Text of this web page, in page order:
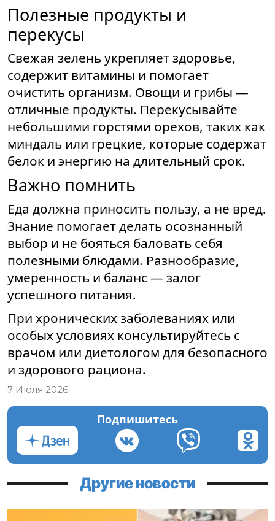
Полезные продукты и
перекусы
Свежая зелень укрепляет здоровье,
содержит витамины и помогает
очистить организм. Овощи и грибы —
отличные продукты. Перекусывайте
небольшими горстями орехов, таких как
миндаль или грецкие, которые содержат
белок и энергию на длительный срок.
Важно помнить
Еда должна приносить пользу, а не вред.
Знание помогает делать осознанный
выбор и не бояться баловать себя
полезными блюдами. Разнообразие,
умеренность и баланс — залог
успешного питания.
При хронических заболеваниях или
особых условиях консультируйтесь с
врачом или диетологом для безопасного
и здорового рациона.
7 Июля 2026
Подпишитесь
Другие новости